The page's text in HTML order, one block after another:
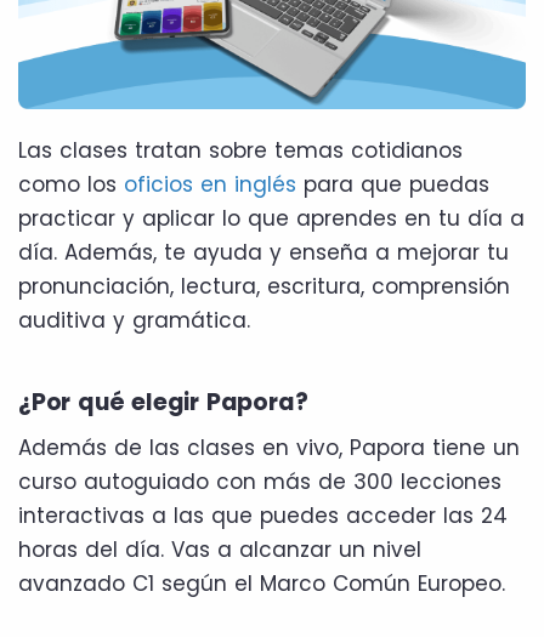
Las clases tratan sobre temas cotidianos
como los oficios en inglés para que puedas
practicar y aplicar lo que aprendes en tu día a
día. Además, te ayuda y enseña a mejorar tu
pronunciación, lectura, escritura, comprensión
auditiva y gramática.
¿Por qué elegir Papora?
Además de las clases en vivo, Papora tiene un
curso autoguiado con más de 300 lecciones
interactivas a las que puedes acceder las 24
horas del día. Vas a alcanzar un nivel
avanzado C1 según el Marco Común Europeo.